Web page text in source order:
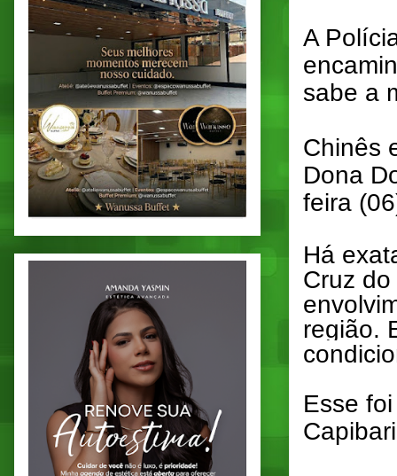
A
sabe a
Chinês
Dona
feira
Há
Cruz
região.
Esse